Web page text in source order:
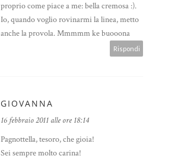
proprio come piace a me: bella cremosa :).
Io, quando voglio rovinarmi la linea, metto
anche la provola. Mmmmm ke buooona
Rispondi
GIOVANNA
16 febbraio 2011 alle ore 18:14
Pagnottella, tesoro, che gioia!
Sei sempre molto carina!